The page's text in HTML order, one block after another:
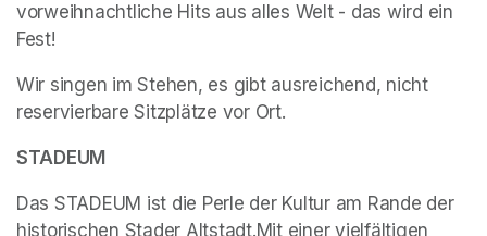
vorweihnachtliche Hits aus alles Welt - das wird ein
Fest!
Wir singen im Stehen, es gibt ausreichend, nicht
reservierbare Sitzplätze vor Ort.
STADEUM
Das STADEUM ist die Perle der Kultur am Rande der
historischen Stader Altstadt.Mit einer vielfältigen